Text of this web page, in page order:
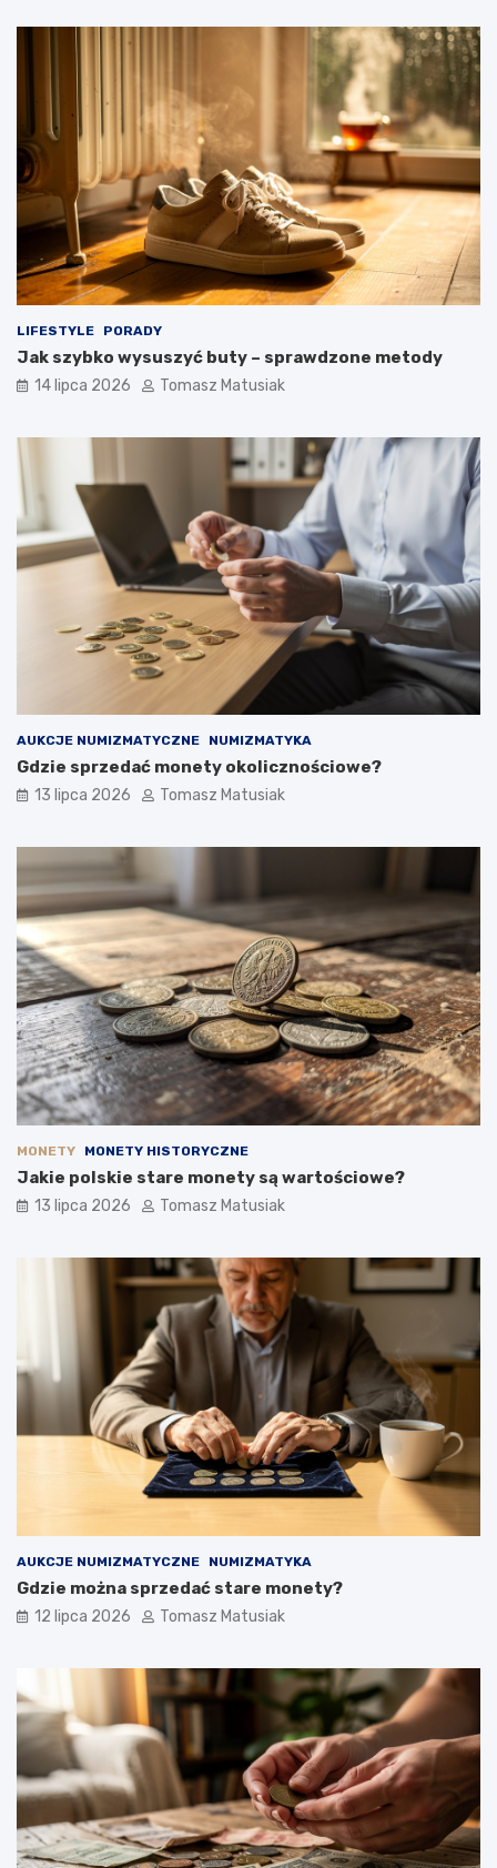
LIFESTYLE PORADY
Jak szybko wysuszyć buty – sprawdzone metody
14 lipca 2026 Tomasz Matusiak
AUKCJE NUMIZMATYCZNE NUMIZMATYKA
Gdzie sprzedać monety okolicznościowe?
13 lipca 2026 Tomasz Matusiak
MONETY MONETY HISTORYCZNE
Jakie polskie stare monety są wartościowe?
13 lipca 2026 Tomasz Matusiak
AUKCJE NUMIZMATYCZNE NUMIZMATYKA
Gdzie można sprzedać stare monety?
12 lipca 2026 Tomasz Matusiak